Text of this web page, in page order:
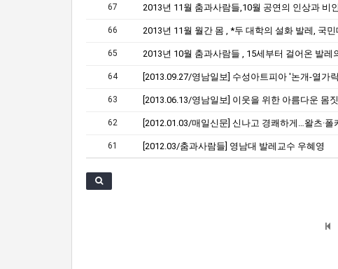
67
66
65
64
63 [2013.06.13/영남일보] 이웃을 위한 아름다운 몸짓
62
61 [2012.03/춤과사람들] 영남대 발레교수 우혜영